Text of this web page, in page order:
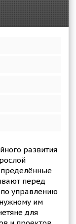
развития
перед
управлению
им
для